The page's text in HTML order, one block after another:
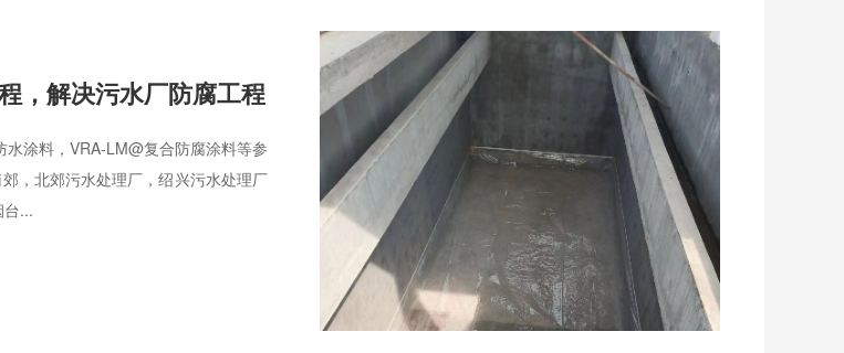
，解决污水厂防腐工程
涂料，VRA-LM@复合防腐涂料等参
，北郊污水处理厂，绍兴污水处理厂
...